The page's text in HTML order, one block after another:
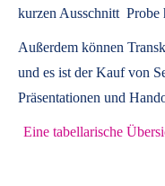
kurzen Ausschnitt Probe
Außerdem können
und es ist der Kauf von
Präsentationen und
Eine tabellarische